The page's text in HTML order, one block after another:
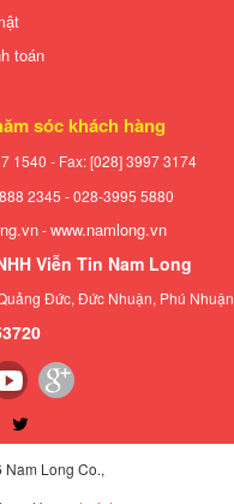
toán
sóc khách hàng
1540 - Fax: [028]3997 3174
2345 - 028-3995 5880
-www.namlong.vn
Viễn Tin Nam Long
Đức, Đức Nhuận, Phú Nhuận
Long Co.,